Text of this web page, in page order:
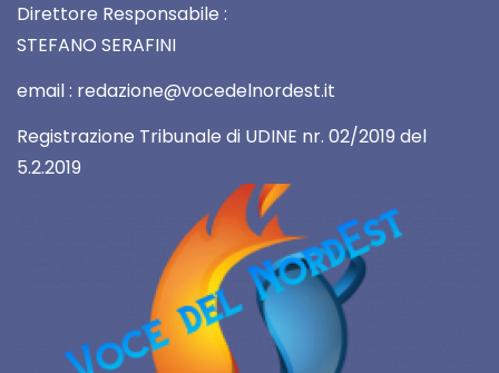
Direttore Responsabile :
STEFANO SERAFINI
email : redazione@vocedelnordest.it
Registrazione Tribunale di UDINE nr. 02/2019 del
5.2.2019